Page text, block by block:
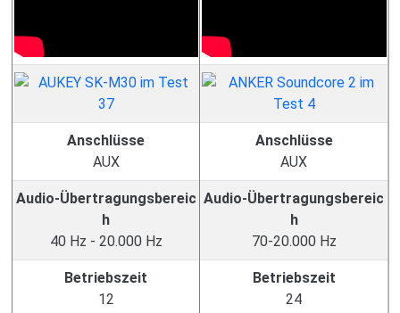
Anschlüsse
AUX
Anschlüsse
AUX
Audio-Übertragungsbereic
h
40 Hz - 20.000 Hz
Audio-Übertragungsbereic
h
70-20.000 Hz
Betriebszeit
12
Betriebszeit
24